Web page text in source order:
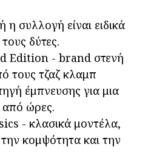
συλλογή είναι ειδικά
δύτες.
Edition - brand στενή
τους τζαζ κλαμπ
έμπνευσης για μια
από ώρες.
- κλασικά μοντέλα,
κομψότητα και την